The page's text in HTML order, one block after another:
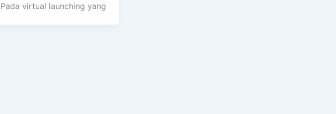
Pada virtual launching yang